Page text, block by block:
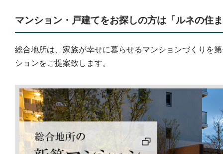
加須駅徒歩５分、100にこだわる新ランドマーク
「ルネ加須」モデルルームグランドオープン
不動産開発企業 6 社による文教のまちづくり「
千葉大学・千葉市と広場空間を創出し、ウォーカ
― 約 12,000 ㎡の「(仮称)西千葉キャンパスパー
2025.10.06
リリース
ルネシリーズの最高峰「ルネグラン」首都圏第1
マンション・戸建てをお探しの方は「ルネの住
総合地所は、家族が幸せに暮らせるマンションづくりを
ションをご提案致します。